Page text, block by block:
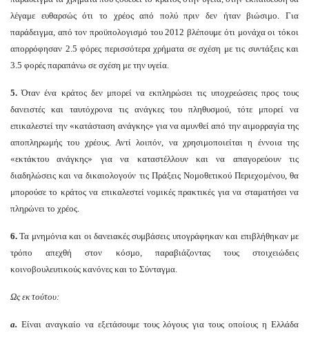
λέγαμε ευθαρσώς ότι το χρέος από πολύ πριν δεν ήταν βιώσιμο. Για
παράδειγμα, από τον προϋπολογισμό του 2012 βλέπουμε ότι μονάχα οι τόκοι
απορρόφησαν 2.5 φόρες περισσότερα χρήματα σε σχέση με τις συντάξεις και
3.5 φορές παραπάνω σε σχέση με την υγεία.
5. Όταν ένα κράτος δεν μπορεί να εκπληρώσει τις υποχρεώσεις προς τους
δανειστές και ταυτόχρονα τις ανάγκες του πληθυσμού, τότε μπορεί να
επικαλεστεί την «κατάσταση ανάγκης» για να αμυνθεί από την αιμορραγία της
αποπληρωμής του χρέους. Αντί λοιπόν, να χρησιμοποιείται η έννοια της
«εκτάκτου ανάγκης» για να καταστέλλουν και να απαγορεύουν τις
διαδηλώσεις και να δικαιολογούν τις Πράξεις Νομοθετικού Περιεχομένου, θα
μπορούσε το κράτος να επικαλεστεί νομικές πρακτικές για να σταματήσει να
πληρώνει το χρέος.
6. Τα μνημόνια και οι δανειακές συμβάσεις υπογράφηκαν και επιβλήθηκαν με
τρόπο απεχθή στον κόσμο, παραβιάζοντας τους στοιχειώδεις
κοινοβουλευτικούς κανόνες και το Σύνταγμα.
Ως εκ τούτου:
a. Είναι αναγκαίο να εξετάσουμε τους λόγους για τους οποίους η Ελλάδα